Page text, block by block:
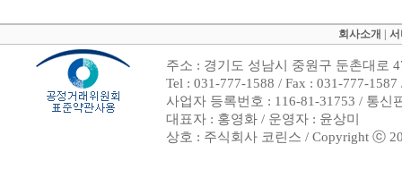
회사소개
주소 : 경기도 성남시 중원구 둔촌대로
Tel : 031-777-1588 / Fax : 031-777-
사업자 등록번호 : 116-81-31753 / 통신
대표자 : 홍영화 / 운영자 : 윤상미
상호 : 주식회사 코린스 / Copyright ⓒ